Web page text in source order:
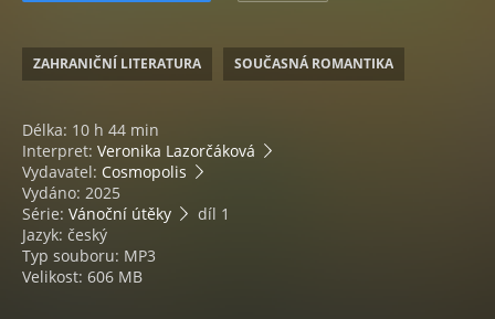
ZAHRANIČNÍ LITERATURA SOUČASNÁ ROMANTIKA
Délka: 10 h 44 min
Interpret: Veronika Lazorčáková
Vydavatel: Cosmopolis
Vydáno: 2025
Série: Vánoční útěky
díl 1
Jazyk: český
Typ souboru: MP3
Velikost: 606 MB